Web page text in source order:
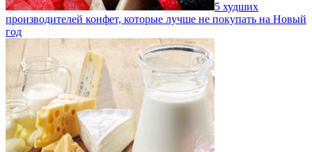
5 худших
производителей конфет, которые лучше не покупать на Новый
год